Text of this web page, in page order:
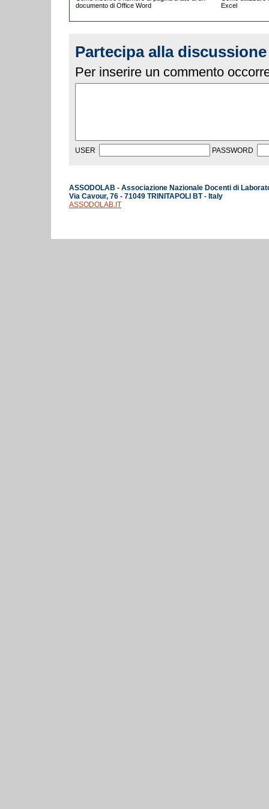
documento di Office Word
Excel
Partecipa alla discussione
Per inserire un commento
USER PASSWORD
ASSODOLAB - Associazione Nazionale Docenti di
Via Cavour, 76 - 71049 TRINITAPOLI BT - Italy
ASSODOLAB.IT